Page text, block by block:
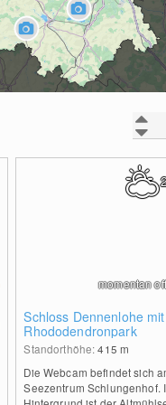
Schloss Dennenlohe mit
Rhododendronpark
Standorthöhe:415m
Die Webcam befindet sich
Seezentrum Schlungenhof.
momentan